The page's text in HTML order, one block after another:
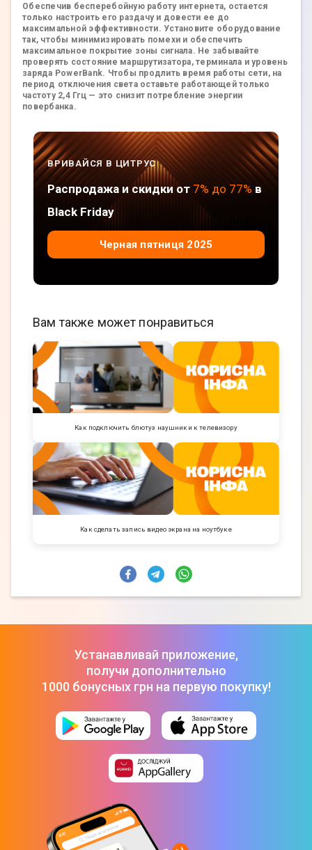
Обеспечив бесперебойную работу интернета, остается
только настроить его раздачу и довести ее до
максимальной эффективности. Установите оборудование
так, чтобы минимизировать помехи и обеспечить
максимальное покрытие зоны сигнала. Не забывайте
проверять состояние маршрутизатора, терминала и уровень
заряда PowerBank. Чтобы продлить время работы сети, на
период отключения света оставьте работающей только
частоту 2,4 Ггц — это снизит потребление энергии
повербанка.
ВРИВАЙСЯ В ЦИТРУС
Распродажа и скидки от 7% до 77% в
Black Friday
Черная пятниця 2025
Вам также может понравиться
Как подключить блютуз наушники к телевизору
Как сделать запись видео экрана на ноутбуке
Устанавливай приложение,
получи дополнительно
1000 бонусных грн на первую покупку!